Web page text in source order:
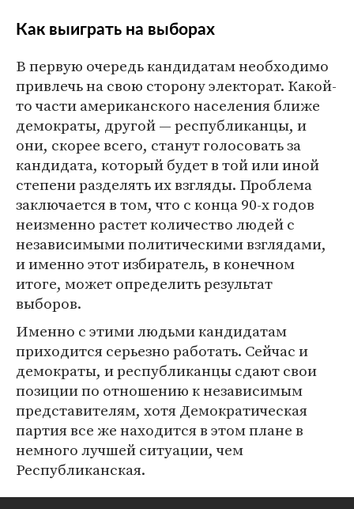
Как выиграть на выборах
В первую очередь кандидатам необходимо
привлечь на свою сторону электорат. Какой-
то части американского населения ближе
демократы, другой — республиканцы, и
они, скорее всего, станут голосовать за
кандидата, который будет в той или иной
степени разделять их взгляды. Проблема
заключается в том, что с конца 90-х годов
неизменно растет количество людей с
независимыми политическими взглядами,
и именно этот избиратель, в конечном
итоге, может определить результат
выборов.
Именно с этими людьми кандидатам
приходится серьезно работать. Сейчас и
демократы, и республиканцы сдают свои
позиции по отношению к независимым
представителям, хотя Демократическая
партия все же находится в этом плане в
немного лучшей ситуации, чем
Республиканская.